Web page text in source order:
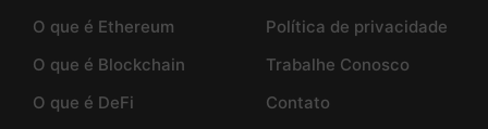
O que é Ethereum
O que é Blockchain
O que é DeFi
Política de privacidade
Trabalhe Conosco
Contato